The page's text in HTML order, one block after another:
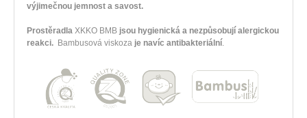
výjimečnou jemnost a savost.
Prostěradla XKKO BMB jsou hygienická a nezpůsobují alergickou
reakci. Bambusová viskoza je navíc antibakteriální.